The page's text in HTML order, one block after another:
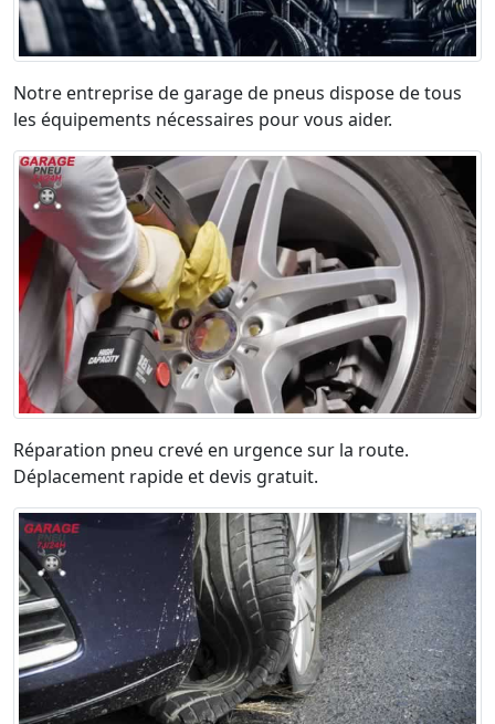
Notre entreprise de garage de pneus dispose de tous
les équipements nécessaires pour vous aider.
Réparation pneu crevé en urgence sur la route.
Déplacement rapide et devis gratuit.